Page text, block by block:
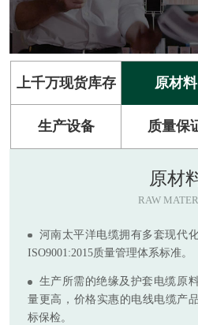
上千万现货库存 原材料
生产设备 质量保
原材
RAW
河南太平洋电缆拥有多套现代
ISO9001:2015质量管理体系标准。
生产所需的绝缘及护套电缆原
量更高，价格实惠的电线电缆产
标保检。